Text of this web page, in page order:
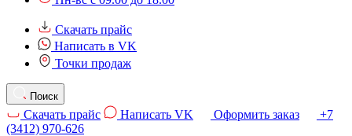
Скачать прайс
Написать в VK
Точки продаж
Поиск
Скачать прайс Написать VK Оформить заказ
+7
(3412) 970-626